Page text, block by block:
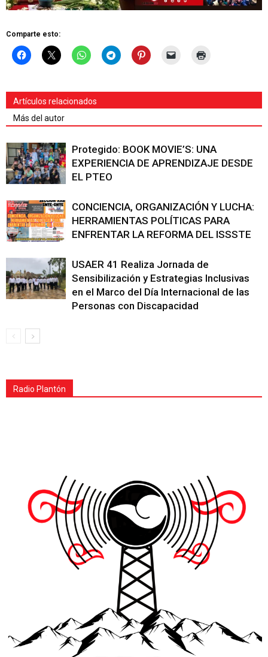
Comparte esto:
Artículos relacionados
Más del autor
Protegido: BOOK MOVIE’S: UNA
EXPERIENCIA DE APRENDIZAJE DESDE
EL PTEO
CONCIENCIA, ORGANIZACIÓN Y LUCHA:
HERRAMIENTAS POLÍTICAS PARA
ENFRENTAR LA REFORMA DEL ISSSTE
USAER 41 Realiza Jornada de
Sensibilización y Estrategias Inclusivas
en el Marco del Día Internacional de las
Personas con Discapacidad
Radio Plantón